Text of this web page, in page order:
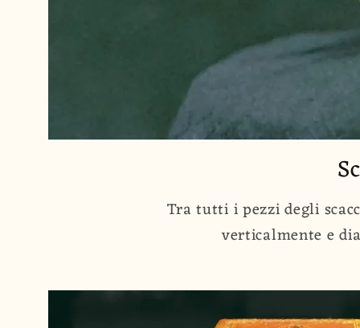
Tra tutti i pezzi degli
verticalmente e